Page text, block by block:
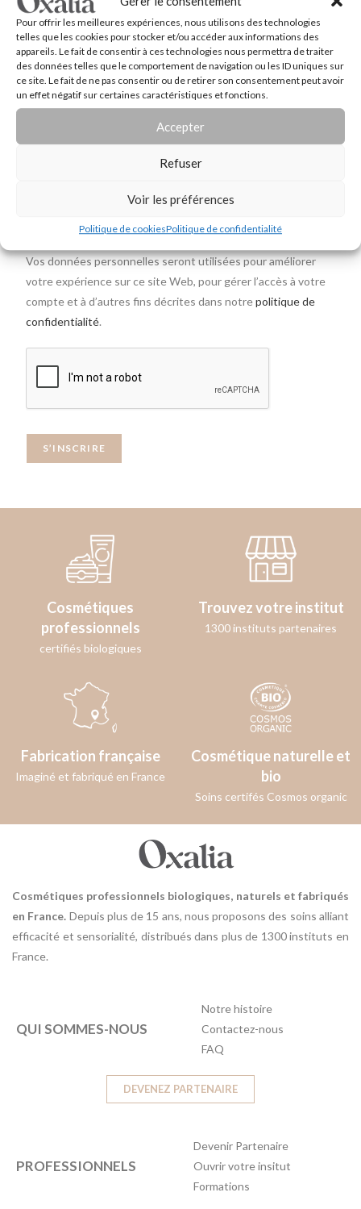
Pour offrir les meilleures expériences, nous utilisons des technologies
telles que les cookies pour stocker et/ou accéder aux informations des
appareils. Le fait de consentir à ces technologies nous permettra de traiter
des données telles que le comportement de navigation ou les ID uniques sur
ce site. Le fait de ne pas consentir ou de retirer son consentement peut avoir
un effet négatif sur certaines caractéristiques et fonctions.
Accepter
Refuser
Voir les préférences
Politique de cookiesPolitique de confidentialité
Code postal / ZIP
Numéro de téléphone *
Vos données personnelles seront utilisées pour améliorer
votre expérience sur ce site Web, pour gérer l’accès à votre
compte et à d’autres fins décrites dans notrepolitique de
confidentialité.
S’INSCRIRE
Cosmétiques
professionnels
certifiés biologiques
Trouvez votre institut
1300 instituts partenaires
Fabrication française
Imaginé et fabriqué en France
Cosmétique naturelle et
bio
Soins certifés Cosmos organic
Cosmétiques professionnels biologiques, naturels et fabriqués
en France. Depuis plus de 15 ans, nous proposons des soins alliant
efficacité et sensorialité, distribués dans plus de 1300 instituts en
France.
QUI SOMMES-NOUS
Notre histoire
Contactez-nous
FAQ
DEVENEZ PARTENAIRE
PROFESSIONNELS
Devenir Partenaire
Ouvrir votre insitut
Formations